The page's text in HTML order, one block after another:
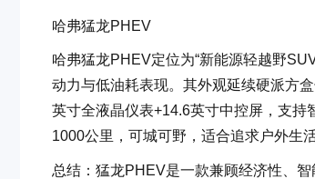
哈弗猛龙PHEV
哈弗猛龙PHEV定位为“新能源轻越野
动力与低油耗表现。其外观延续硬派方
英寸全液晶仪表+14.6英寸中控屏，支
1000公里，可城可野，适合追求户外生
总结：猛龙PHEV是一款兼顾经济性、